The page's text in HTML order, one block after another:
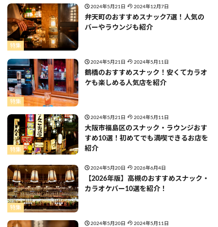
特集
2024年5月21日 2024年12月7日
弁天町のおすすめスナック7選！人気の
バーやラウンジも紹介
特集
2024年5月21日 2024年5月11日
鶴橋のおすすめスナック！安くてカラオ
ケも楽しめる人気店を紹介
特集
2024年5月21日 2024年5月11日
大阪市福島区のスナック・ラウンジおす
すめ10選！初めてでも満喫できるお店を
紹介
特集
2024年5月20日 2026年6月4日
【2026年版】高槻のおすすめスナック・
カラオケバー10選を紹介！
2024年5月20日 2024年5月11日